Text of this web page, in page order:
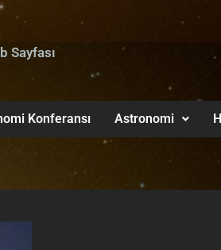
Sayfası
Konferansı Astronomi